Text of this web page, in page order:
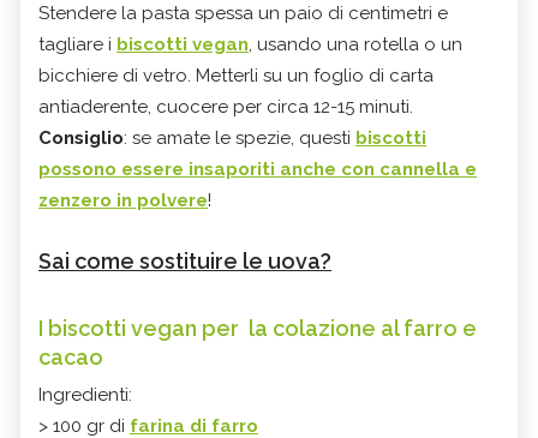
Stendere la pasta spessa un paio di centimetri e
tagliare i biscotti vegan, usando una rotella o un
bicchiere di vetro. Metterli su un foglio di carta
antiaderente, cuocere per circa 12-15 minuti.
Consiglio: se amate le spezie, questi biscotti
possono essere insaporiti anche con cannella e
zenzero in polvere!
Sai come sostituire le uova?
I biscotti vegan per la colazione al farro e
cacao
Ingredienti:
> 100 gr di farina di farro